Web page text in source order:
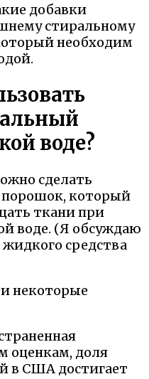
добавки
стиральному
необходим
воде?
сделать
который
ткани при
воде. (Я обсуждаю
средства
некоторые
оценкам, доля
в США достигает